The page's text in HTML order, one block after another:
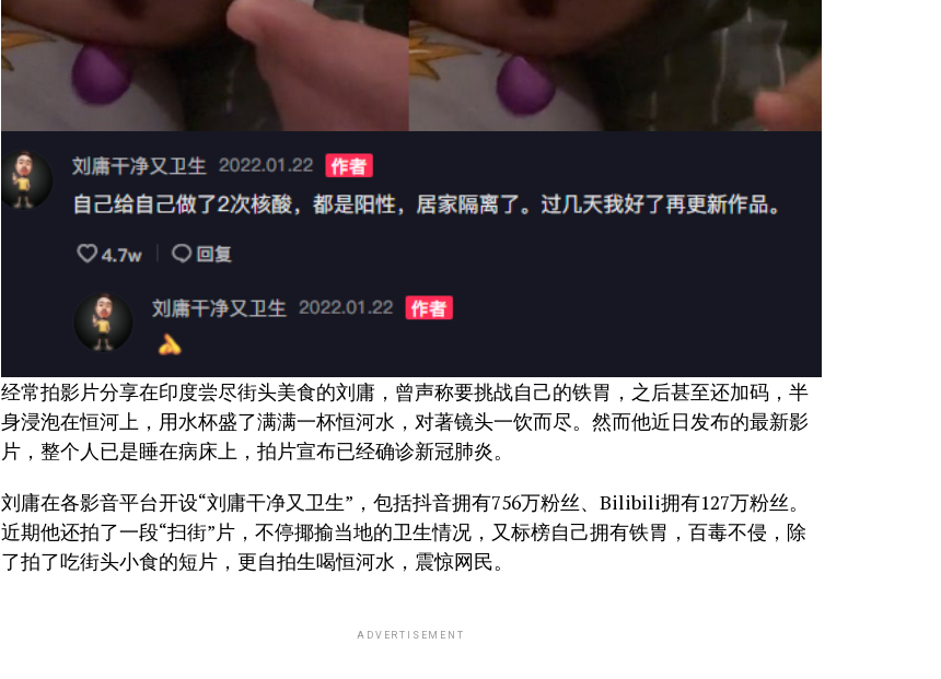
经常拍影片分享在印度尝尽街头美食的刘庸，曾声称要挑战自己的铁胃，之后甚至还加码，半
身浸泡在恒河上，用水杯盛了满满一杯恒河水，对著镜头一饮而尽。然而他近日发布的最新影
片，整个人已是睡在病床上，拍片宣布已经确诊新冠肺炎。
刘庸在各影音平台开设“刘庸干净又卫生”，包括抖音拥有756万粉丝、Bilibili拥有127万粉丝。
近期他还拍了一段“扫街”片，不停揶揄当地的卫生情况，又标榜自己拥有铁胃，百毒不侵，除
了拍了吃街头小食的短片，更自拍生喝恒河水，震惊网民。
ADVERTISEMENT